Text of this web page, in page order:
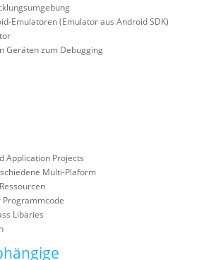
Emulatoren (Emulator aus Android SDK)
Geräten zum Debugging
Application Projects
Multi-Plaform
Libaries